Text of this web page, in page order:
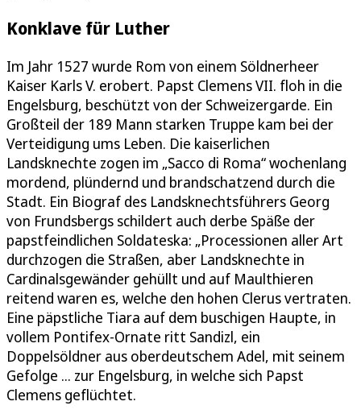
Konklave für Luther
Im Jahr 1527 wurde Rom von einem Söldnerheer
Kaiser Karls V. erobert. Papst Clemens VII. floh in die
Engelsburg, beschützt von der Schweizergarde. Ein
Großteil der 189 Mann starken Truppe kam bei der
Verteidigung ums Leben. Die kaiserlichen
Landsknechte zogen im „Sacco di Roma“ wochenlang
mordend, plündernd und brandschatzend durch die
Stadt. Ein Biograf des Landsknechtsführers Georg
von Frundsbergs schildert auch derbe Späße der
papstfeindlichen Soldateska: „Processionen aller Art
durchzogen die Straßen, aber Landsknechte in
Cardinalsgewänder gehüllt und auf Maulthieren
reitend waren es, welche den hohen Clerus vertraten.
Eine päpstliche Tiara auf dem buschigen Haupte, in
vollem Pontifex-Ornate ritt Sandizl, ein
Doppelsöldner aus oberdeutschem Adel, mit seinem
Gefolge ... zur Engelsburg, in welche sich Papst
Clemens geflüchtet.